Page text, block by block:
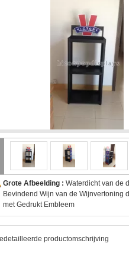
Grote Afbeelding : Waterdicht van de
Bevindend Wijn van de Wijnvertoning
met Gedrukt Embleem
productomschrijving